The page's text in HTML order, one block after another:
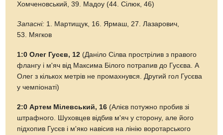
Хомченовський, 39. Мадоу (44. Сілюк, 46)
Запасні: 1. Мартищук, 16. Ярмаш, 27. Лазарович,
53. Мягков
1:0 Олег Гусєв, 12 (Даніло Сілва прострілив з правого
флангу і м'яч від Максима Білого потрапив до Гусєва. А
Олег з кількох метрів не промахнувся. Другий гол Гусєва
у чемпіонаті)
2:0 Артем Мілевський, 16 (Алієв потужно пробив зі
штрафного. Шуховцев відбив м'яч у сторону, але його
підхопив Гусєв і м'яко навісив на лінію воротарського